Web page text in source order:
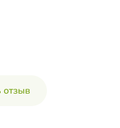
отзыв